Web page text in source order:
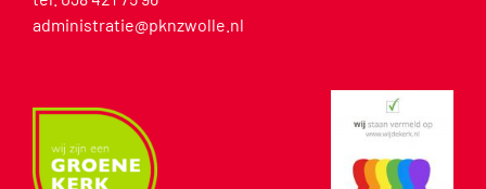
administratie@pknzwolle.nl